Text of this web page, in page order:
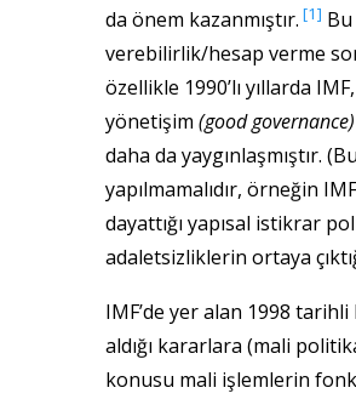
da önem kazanmıştır. [1]
verebilirlik/hesap verme
özellikle 1990’lı yıllarda
yönetişim (good governance)
daha da yaygınlaşmıştır.
yapılmamalıdır, örneğin
dayattığı yapısal istikrar
adaletsizliklerin ortaya
IMF’de yer alan 1998
aldığı kararlara (mali
konusu mali işlemlerin